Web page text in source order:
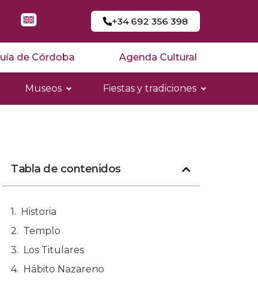
+34 692 356 398
de Córdoba Agenda Cultural
Museos Fiestas y tradiciones
Tabla de contenidos
Historia
Templo
Los Titulares
Hábito Nazareno